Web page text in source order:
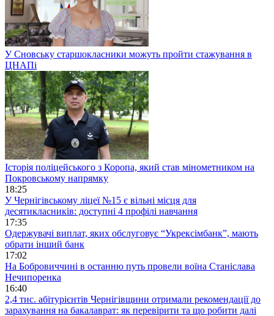
У Сновську старшокласники можуть пройти стажування в
ЦНАПі
Історія поліцейського з Коропа, який став мінометником на
Покровському напрямку
18:25
У Чернігівському ліцеї №15 є вільні місця для
десятикласників: доступні 4 профілі навчання
17:35
Одержувачі виплат, яких обслуговує “Укрексімбанк”, мають
обрати інший банк
17:02
На Бобровиччині в останню путь провели воїна Станіслава
Нечипоренка
16:40
2,4 тис. абітурієнтів Чернігівщини отримали рекомендації до
зарахування на бакалаврат: як перевірити та що робити далі